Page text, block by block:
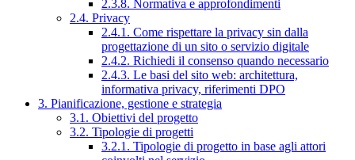
2.3.8. Normativa e approfondimenti
2.4. Privacy
2.4.1. Come rispettare la privacy sin dalla
progettazione di un sito o servizio digitale
2.4.2. Richiedi il consenso quando necessario
2.4.3. Le basi del sito web: architettura,
informativa privacy, riferimenti DPO
3. Pianificazione, gestione e strategia
3.1. Obiettivi del progetto
3.2. Tipologie di progetti
3.2.1. Tipologie di progetto in base agli attori